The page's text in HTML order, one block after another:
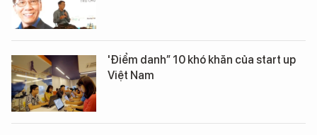
'Điểm danh” 10 khó khăn của start up
Việt Nam